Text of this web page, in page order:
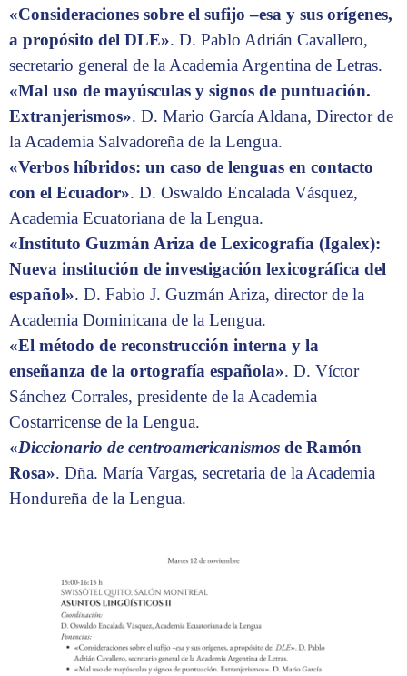
«Consideraciones sobre el sufijo –esa y sus orígenes,
a propósito del DLE». D. Pablo Adrián Cavallero,
secretario general de la Academia Argentina de Letras.
«Mal uso de mayúsculas y signos de puntuación.
Extranjerismos». D. Mario García Aldana, Director de
la Academia Salvadoreña de la Lengua.
«Verbos híbridos: un caso de lenguas en contacto
con el Ecuador». D. Oswaldo Encalada Vásquez,
Academia Ecuatoriana de la Lengua.
«Instituto Guzmán Ariza de Lexicografía (Igalex):
Nueva institución de investigación lexicográfica del
español». D. Fabio J. Guzmán Ariza, director de la
Academia Dominicana de la Lengua.
«El método de reconstrucción interna y la
enseñanza de la ortografía española». D. Víctor
Sánchez Corrales, presidente de la Academia
Costarricense de la Lengua.
«Diccionario de centroamericanismos de Ramón
Rosa». Dña. María Vargas, secretaria de la Academia
Hondureña de la Lengua.